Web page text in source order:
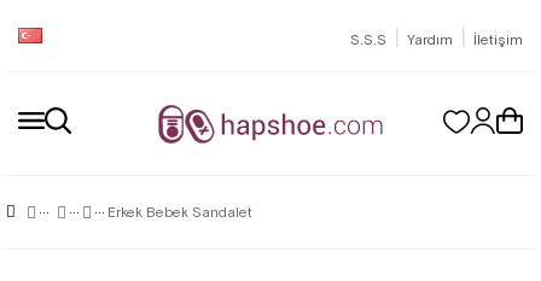
S.S.S | Yardım | İletişim
Erkek Bebek Sandalet